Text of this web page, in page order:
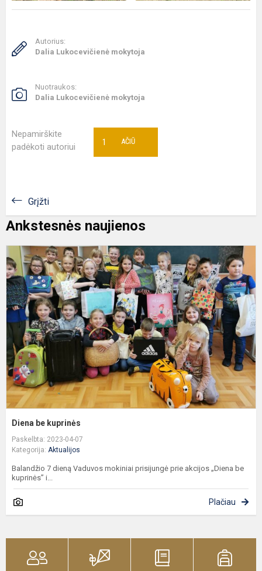
Autorius:
Dalia Lukocevičienė mokytoja
Nuotraukos:
Dalia Lukocevičienė mokytoja
Nepamirškite
padėkoti autoriui
AČIŪ
1
Grįžti
Ankstesnės naujienos
Diena be kuprinės
Paskelbta: 2023-04-07
Kategorija: Aktualijos
Balandžio 7 dieną Vaduvos mokiniai prisijungė prie akcijos „Diena be
kuprinės” i...
Plačiau